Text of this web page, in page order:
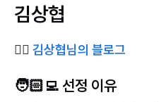
김상협
✍🏻 김상협님의 블로그
🧑🏻‍💻 선정 이유